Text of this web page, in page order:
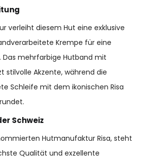
verleiht diesem Hut eine exklusive
Krempe für eine
Das mehrfarbige Hutband mit
stilvolle Akzente, während die
Schleife mit dem ikonischen Risa
Schweiz
Hutmanufaktur Risa, steht
Qualität und exzellente